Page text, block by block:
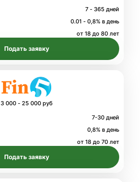
7 - 365 дней
0.01 - 0,8% в день
от 18 до 80 лет
Подать заявку
3 000 - 25 000 руб
7-30 дней
0,8% в день
от 18 до 70 лет
Подать заявку